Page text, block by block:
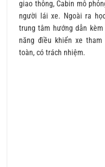
giao thông, Cabin mô
người lái xe. Ngoài ra
trung tâm hướng dẫn
năng điều khiển xe
toàn, có trách nhiệm.